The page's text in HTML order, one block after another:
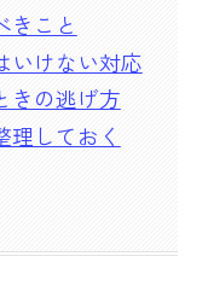
きこと
いけない対応
きの逃げ方
しておく